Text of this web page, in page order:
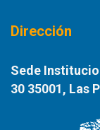
Dirección
Sede
30 35001, Las